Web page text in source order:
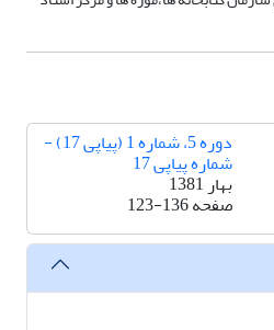
دوره 5، شماره 1 (پیاپی 17) -
شماره پیاپی 17
بهار 1381
صفحه123-136